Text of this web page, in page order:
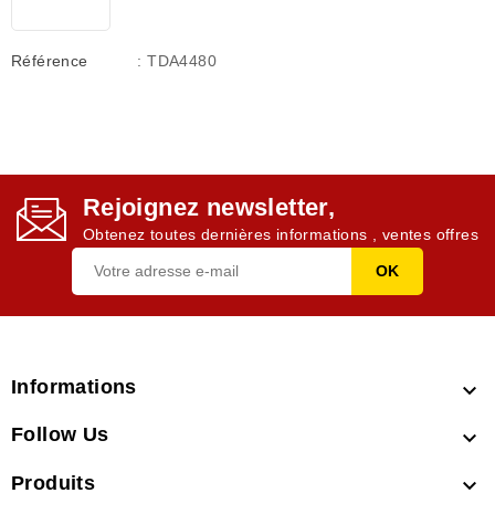
Référence : TDA4480
Rejoignez newsletter,
Obtenez toutes dernières informations , ventes offres
Informations 
Follow Us 
Produits 